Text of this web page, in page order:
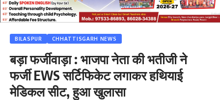
BILASPUR CHHATTISGARH NEWS
बड़ा फर्जीवाड़ा : भाजपा नेता की भतीजी ने
फर्जी EWS सर्टिफिकेट लगाकर हथियाई
मेडिकल सीट, हुआ खुलासा